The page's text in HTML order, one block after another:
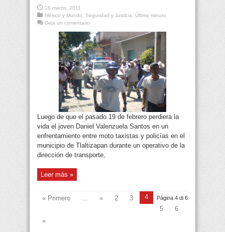
16 marzo, 2011
México y Mundo, Seguridad y Justicia, Último minuto
Deja un comentario
Luego de que el pasado 19 de febrero perdiera la
vida el joven Daniel Valenzuela Santos en un
enfrentamiento entre moto taxistas y policías en el
municipio de Tlaltizapan durante un operativo de la
dirección de transporte,
Leer más »
Página 4 di 6
« Primero ... « 2 3
4
5
6
»